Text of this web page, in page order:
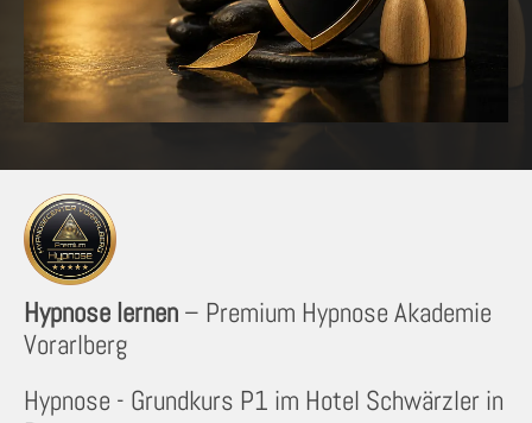
Hypnose lernen – Premium Hypnose Akademie
Vorarlberg
Hypnose - Grundkurs P1 im Hotel Schwärzler in